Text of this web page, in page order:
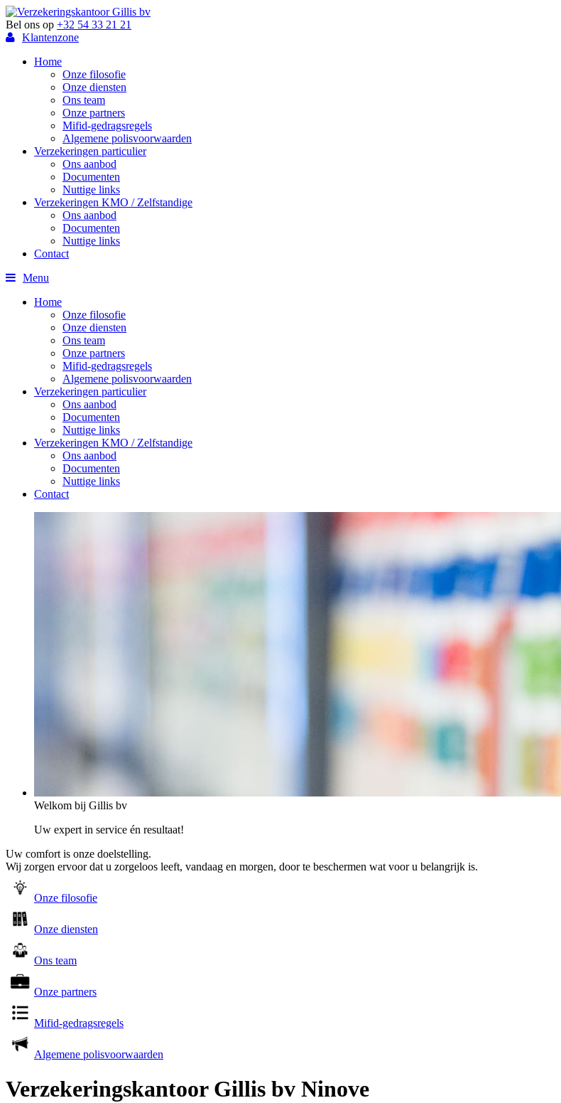
Bel ons op +32 54 33 21 21
Klantenzone
Home
Onze filosofie
Onze diensten
Ons team
Onze partners
Mifid-gedragsregels
Algemene polisvoorwaarden
Verzekeringen particulier
Ons aanbod
Documenten
Nuttige links
Verzekeringen KMO / Zelfstandige
Ons aanbod
Documenten
Nuttige links
Contact
Menu
Home
Onze filosofie
Onze diensten
Ons team
Onze partners
Mifid-gedragsregels
Algemene polisvoorwaarden
Verzekeringen particulier
Ons aanbod
Documenten
Nuttige links
Verzekeringen KMO / Zelfstandige
Ons aanbod
Documenten
Nuttige links
Contact
Welkom bij Gillis bv
Uw expert in service én resultaat!
Uw comfort is onze doelstelling.
Wij zorgen ervoor dat u zorgeloos leeft, vandaag en morgen, door te beschermen wat voor u belangrijk is.
Onze filosofie
Onze diensten
Ons team
Onze partners
Mifid-gedragsregels
Algemene polisvoorwaarden
Verzekeringskantoor Gillis bv Ninove